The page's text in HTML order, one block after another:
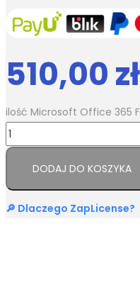
510,00zł
ilość Microsoft Office 365
DODAJ DO KOSZYKA
🔎 Dlaczego ZapLicense?